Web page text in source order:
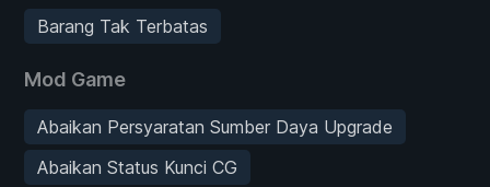
Barang Tak Terbatas
Mod Game
Abaikan Persyaratan Sumber Daya Upgrade
Abaikan Status Kunci CG